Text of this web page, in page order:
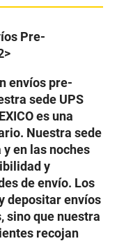
Pre-
envíos pre-
sede UPS
es una
Nuestra sede
en las noches
y
de envío. Los
depositar envíos
sino que nuestra
recojan